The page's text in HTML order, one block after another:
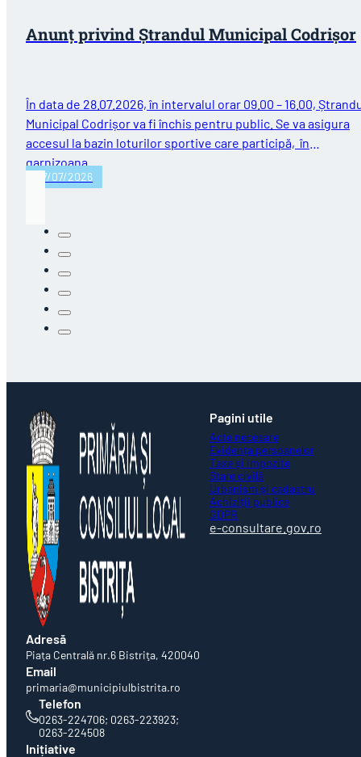
Anunț privind Ștrandul Municipal Codrișor
În data de 28.07.2026, în intervalul orar 09.00 – 16.00,
Municipal Codrișor va fi închis pentru public. Se va asigura
accesul la bazin loturilor sportive care participă, în
garnizoana…
27/07/2026
Adresă
Piaţa Centrală nr.6 Bistriţa, 420040
Email
primaria@municipiulbistrita.ro
Telefon
0263-224706; 0263-223923;
0263-224508
Pagini utile
Acte necesare
Evidența persoanelor
Taxe și impozite
Stare civilă
Urbanism și cadastru
Achiziții publice
GDPR
e-consultare.gov.ro
Inițiative